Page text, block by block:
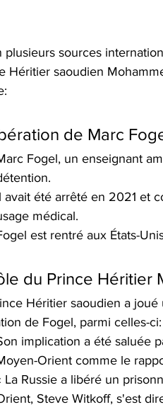
plusieurs sources
Héritier saoudien
de Marc
Fogel, un enseignant
avait été arrêté en 2021 et
médical.
est rentré aux États-
du Prince Héritier
Héritier saoudien a
de Fogel, parmi celles-ci:
implication a été saluée
Orient comme le
La Russie a libéré un
Steve Witkoff, s'est